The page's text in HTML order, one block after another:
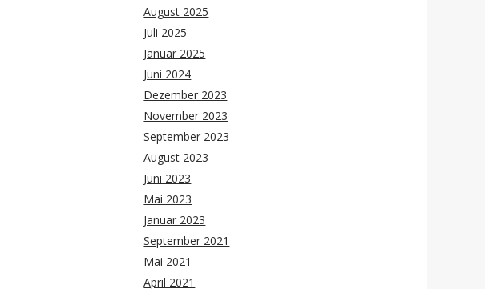
August 2025
Juli 2025
Januar 2025
Juni 2024
Dezember 2023
November 2023
September 2023
August 2023
Juni 2023
Mai 2023
Januar 2023
September 2021
Mai 2021
April 2021